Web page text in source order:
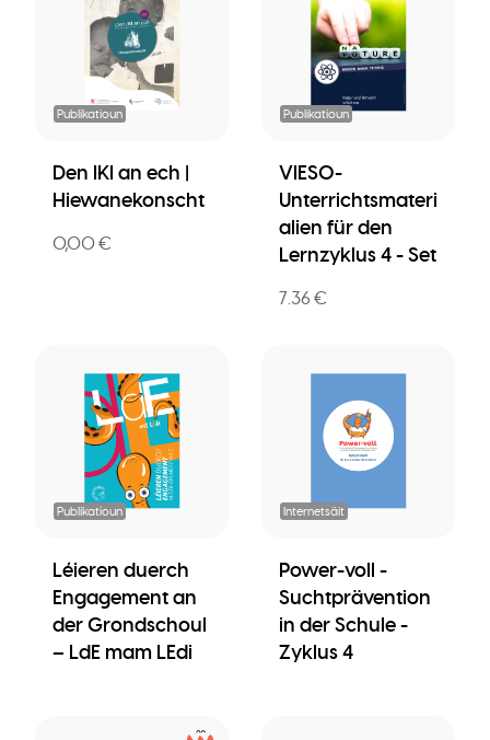
Publikatioun
Den IKI an ech |
Hiewanekonscht
0,00 €
Publikatioun
VIESO-
Unterrichtsmateri
alien für den
Lernzyklus 4 - Set
7.36 €
Publikatioun
Léieren duerch
Engagement an
der Grondschoul
– LdE mam LEdi
Internetsäit
Power-voll -
Suchtprävention
in der Schule -
Zyklus 4